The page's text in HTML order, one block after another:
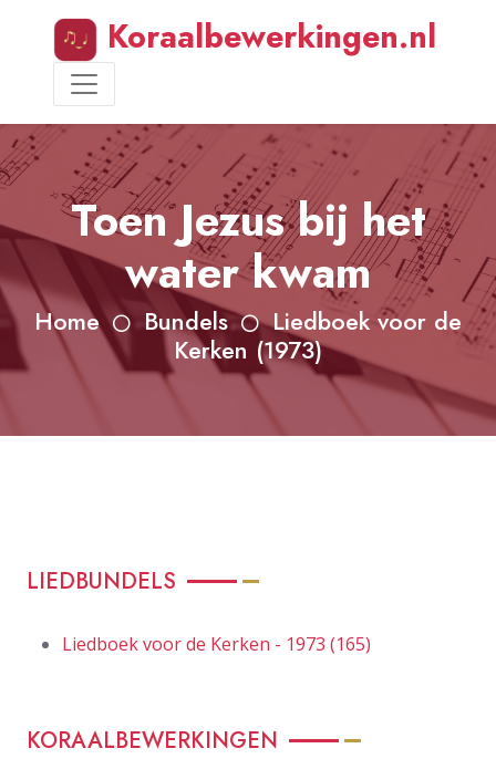
Koraalbewerkingen.nl
Toen Jezus bij het
water kwam
Home Bundels
Liedboek voor de
Kerken (1973)
LIEDBUNDELS
Liedboek voor de Kerken - 1973 (165)
KORAALBEWERKINGEN